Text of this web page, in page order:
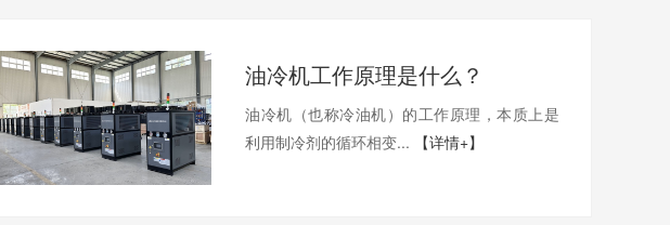
油冷机工作原理是什么？
油冷机（也称冷油机）的工作原理，本质上是
利用制冷剂的循环相变...
【详情+】